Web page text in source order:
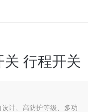
行程开关
计、高防护等级、多功